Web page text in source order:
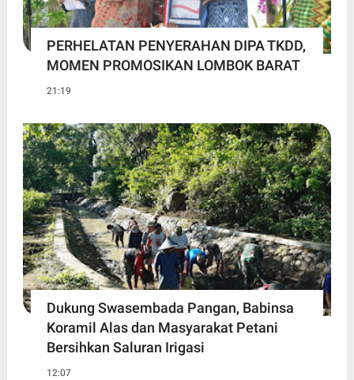
PERHELATAN PENYERAHAN DIPA TKDD,
MOMEN PROMOSIKAN LOMBOK BARAT
21:19
Dukung Swasembada Pangan, Babinsa
Koramil Alas dan Masyarakat Petani
Bersihkan Saluran Irigasi
12:07